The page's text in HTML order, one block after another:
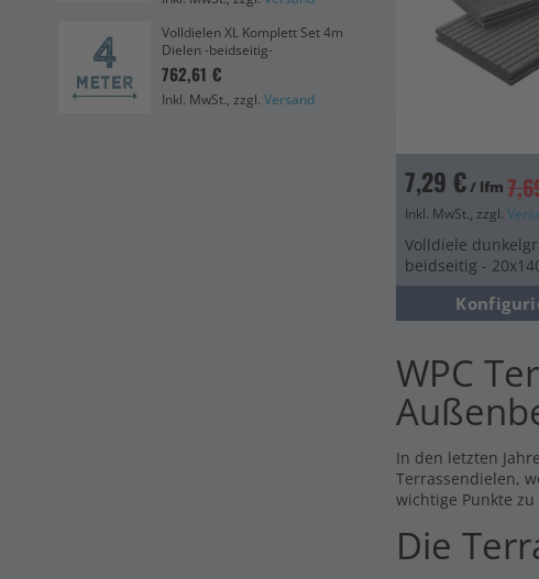
7,29 €/ lfm
Inkl. MwSt., zzgl.
Volldiele
beidseitig -
WPC
In den letzten
Terrassendielen,
wichtige Punkte
Die
Volldielen XL Komplett Set 4m
Dielen -beidseitig-
762,61 €
Inkl. MwSt., zzgl. Versand
Premium
beidseitig
6,69 €/
Inkl.